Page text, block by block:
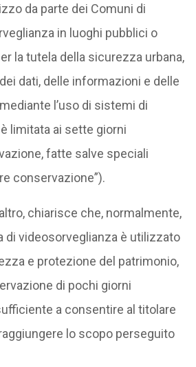
da parte dei Comuni di
in luoghi pubblici o
la tutela della sicurezza urbana,
dati, delle informazioni e delle
l’uso di sistemi di
limitata ai sette giorni
fatte salve speciali
conservazione”).
chiarisce che, normalmente,
di videosorveglianza è utilizzato
e protezione del patrimonio,
di pochi giorni
a consentire al titolare
lo scopo perseguito